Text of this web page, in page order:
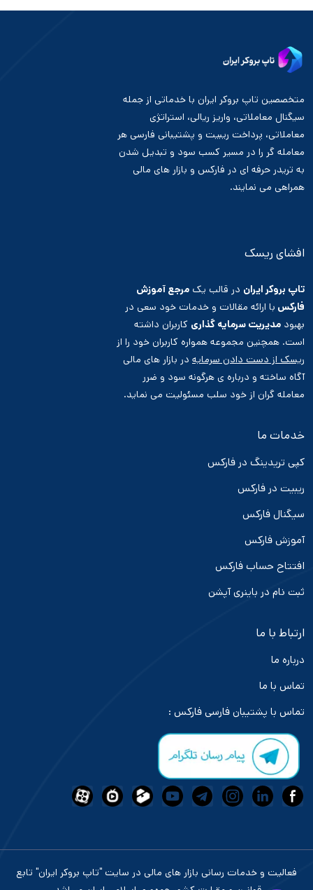
متخصصین تاپ بروکر ایران با خدماتی از جمله
سیگنال معاملاتی، واریز ریالی، استراتژی
معاملاتی، پرداخت ریبیت و پشتیبانی فارسی هر
معامله گر را در مسیر کسب سود و تبدیل شدن
به تریدر حرفه ای در فارکس و بازار های مالی
همراهی می نمایند.
افشای ریسک
تاپ بروکر ایران در قالب یک مرجع آموزش
فارکس با ارائه مقالات و خدمات خود سعی در
بهبود مدیریت سرمایه گذاری کاربران داشته
است. همچنین مجموعه همواره کاربران خود را از
ریسک از دست دادن سرمایه در بازار های مالی
آگاه ساخته و درباره ی هرگونه سود و ضرر
معامله گران از خود سلب مسئولیت می نماید.
خدمات ما
کپی تریدینگ در فارکس
ریبیت در فارکس
سیگنال فارکس
آموزش فارکس
افتتاح حساب فارکس
ثبت نام در باینری آپشن
ارتباط با ما
درباره ما
تماس با ما
تماس با پشتیبان فارسی فارکس :
فعالیت و خدمات رسانی بازار های مالی در سایت "تاپ بروکر ایران" تابع